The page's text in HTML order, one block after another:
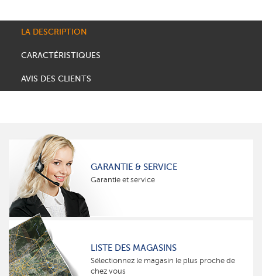
LA DESCRIPTION
CARACTÉRISTIQUES
AVIS DES CLIENTS
GARANTIE & SERVICE
Garantie et service
LISTE DES MAGASINS
Sélectionnez le magasin le plus proche de
chez vous